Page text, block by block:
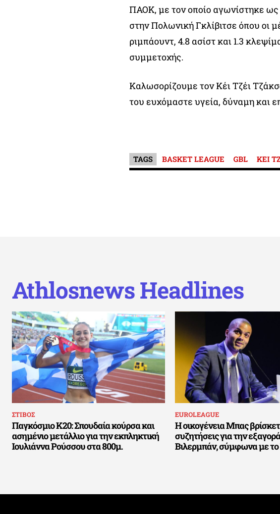
ΠΑΟΚ, με τον οποίο αγωνίστηκε
στην Πολωνική Γκλίβιτσε όπου οι
ριμπάουντ, 4.8 ασίστ και 1.3
συμμετοχής.
Καλωσορίζουμε τον Κέι Τζέι
του ευχόμαστε υγεία, δύναμη και
TAGS BASKET LEAGUE GBL ΚΕΙ
Athlosnews Headlines
ΣΤΙΒΟΣ
Παγκόσμιο Κ20: Σπουδαία κούρσα και
ασημένιο μετάλλιο για την εκπληκτική
Ιουλιάννα Ρούσσου στα 800μ.
EUROLEAGUE
Η οικογένεια Μπας
συζητήσεις για την
Βιλερμπάν, σύμφωνα με το